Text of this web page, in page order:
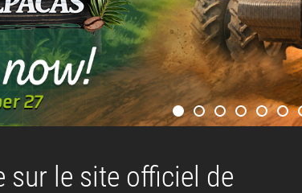
sur le site officiel de